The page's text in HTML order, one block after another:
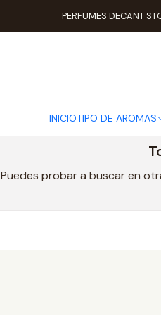
INICIOTIPO DE AROMAS
PERFUMES DECANT
Puedes probar a buscar en